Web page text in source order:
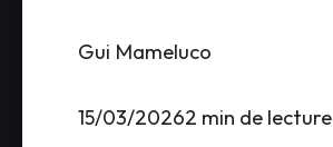
Gui Mameluco
15/03/20262 min de lecture